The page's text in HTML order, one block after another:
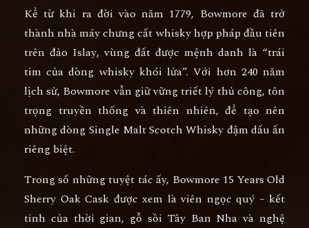
Kể từ khi ra đời vàonăm 1779, Bowmore đã trở
thànhnhà máy chưng cất whisky hợp pháp đầu tiên
trên đảo Islay, vùng đất được mệnh danh là “trái
tim của dòng whisky khói lửa”. Với hơn 240 năm
lịch sử, Bowmore vẫn giữ vững triết lý thủ công, tôn
trọng truyền thống và thiên nhiên, để tạo nên
những dòng Single Malt Scotch Whisky đậm dấu ấn
riêng biệt.
Trong số những tuyệt tác ấy, Bowmore 15 Years Old
Sherry Oak Cask được xem là viên ngọc quý – kết
tinh của thời gian, gỗ sồi Tây Ban Nha và nghệ